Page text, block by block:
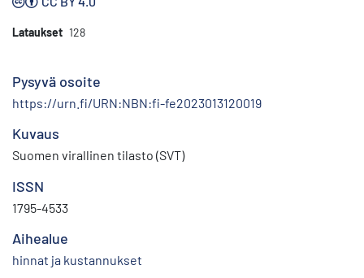
Lataukset 128
Pysyvä osoite
https://urn.fi/URN:NBN:fi-fe2023013120019
Kuvaus
Suomen virallinen tilasto (SVT)
ISSN
1795-4533
Aihealue
hinnat ja kustannukset